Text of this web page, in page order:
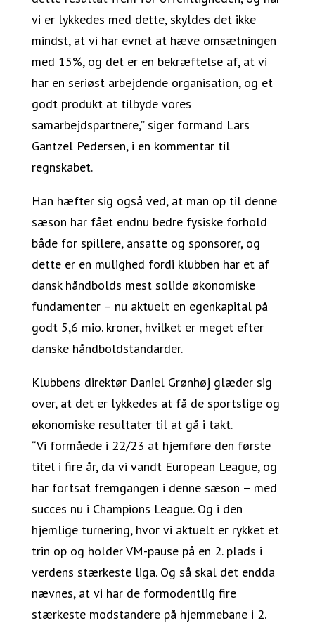
vi er lykkedes med dette, skyldes det ikke
mindst, at vi har evnet at hæve omsætningen
med 15%, og det er en bekræftelse af, at vi
har en seriøst arbejdende organisation, og et
godt produkt at tilbyde vores
samarbejdspartnere,” siger formand Lars
Gantzel Pedersen, i en kommentar til
regnskabet.
Han hæfter sig også ved, at man op til denne
sæson har fået endnu bedre fysiske forhold
både for spillere, ansatte og sponsorer, og
dette er en mulighed fordi klubben har et af
dansk håndbolds mest solide økonomiske
fundamenter – nu aktuelt en egenkapital på
godt 5,6 mio. kroner, hvilket er meget efter
danske håndboldstandarder.
Klubbens direktør Daniel Grønhøj glæder sig
over, at det er lykkedes at få de sportslige og
økonomiske resultater til at gå i takt.
“Vi formåede i 22/23 at hjemføre den første
titel i fire år, da vi vandt European League, og
har fortsat fremgangen i denne sæson – med
succes nu i Champions League. Og i den
hjemlige turnering, hvor vi aktuelt er rykket et
trin op og holder VM-pause på en 2. plads i
verdens stærkeste liga. Og så skal det endda
nævnes, at vi har de formodentlig fire
stærkeste modstandere på hjemmebane i 2.